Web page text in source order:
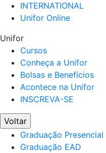
INTERNATIONAL
Unifor Online
Unifor
Cursos
Conheça a Unifor
Bolsas e Benefícios
Acontece na Unifor
INSCREVA-SE
Voltar
Graduação Presencial
Graduação EAD